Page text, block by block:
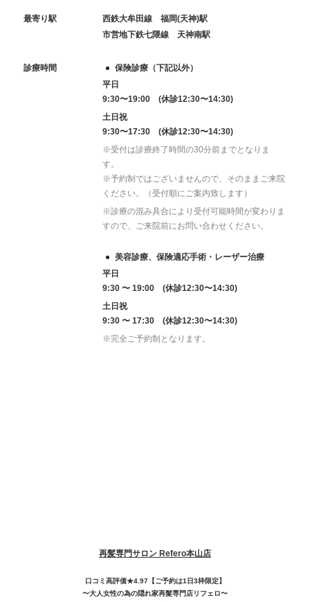
最寄り駅
西鉄大牟田線 福岡(天神)駅
市営地下鉄七隈線 天神南駅
診療時間
保険診療（下記以外）
平日
9:30〜19:00 (休診12:30〜14:30)
土日祝
9:30〜17:30 (休診12:30〜14:30)
※受付は診療終了時間の30分前までとなりま
す。
※予約制ではございませんので、そのままご来院
ください。（受付順にご案内致します）
※診療の混み具合により受付可能時間が変わりま
すので、ご来院前にお問い合わせください。
美容診療、保険適応手術・レーザー治療
平日
9:30 〜 19:00 (休診12:30〜14:30)
土日祝
9:30 〜 17:30 (休診12:30〜14:30)
※完全ご予約制となります。
再髪専門サロン Refero本山店
口コミ高評価★4.97【ご予約は1日3枠限定】
〜大人女性の為の隠れ家再髮専門店リフェロ〜